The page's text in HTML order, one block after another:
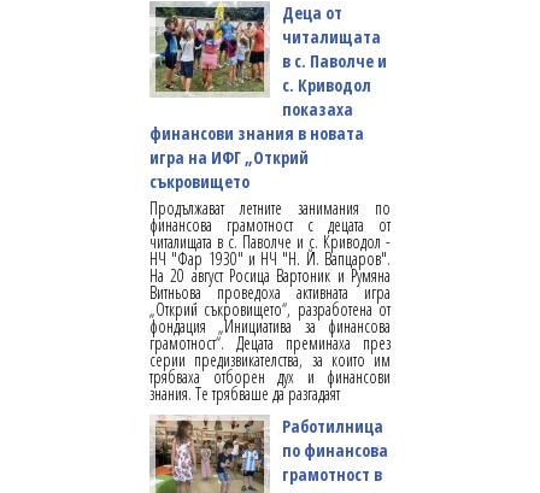
Деца от
читалищата
в с. Паволче и
с. Криводол
показаха
финансови знания в новата
игра на ИФГ „Открий
съкровището
Продължават летните занимания по
финансова грамотност с децата от
читалищата в с. Паволче и с. Криводол -
НЧ "Фар 1930" и НЧ "Н. Й. Вапцаров".
На 20 август Росица Вартоник и Румяна
Витньова проведоха активната игра
„Открий съкровището“, разработена от
фондация „Инициатива за финансова
грамотност“. Децата преминаха през
серии предизвикателства, за които им
трябваха отборен дух и финансови
знания. Те трябваше да разгадаят
Работилница
по финансова
грамотност в